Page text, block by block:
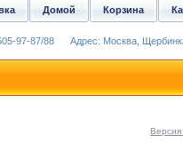
Версия
Корзина
Домой
97-87/88 Адрес: Москва,